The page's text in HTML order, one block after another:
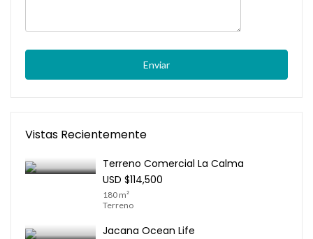
Vistas Recientemente
Terreno Comercial La Calma
USD $114,500
180 m²
Terreno
Jacana Ocean Life